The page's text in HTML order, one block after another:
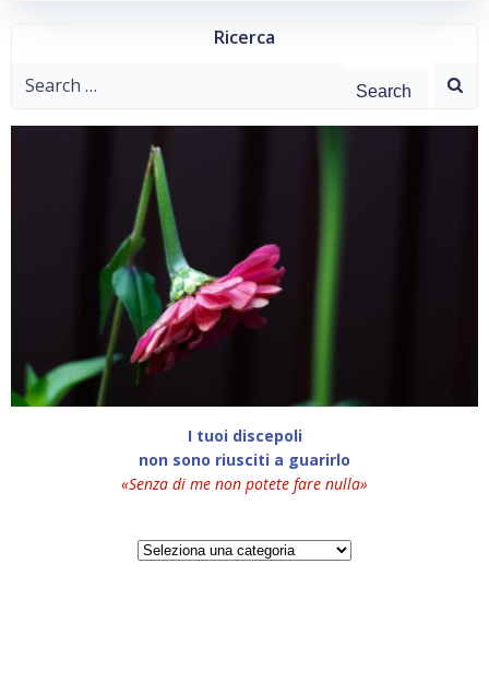
Ricerca
Search
I tuoi discepoli
non sono riusciti a guarirlo
«Senza di me non potete fare nulla»
Categorie